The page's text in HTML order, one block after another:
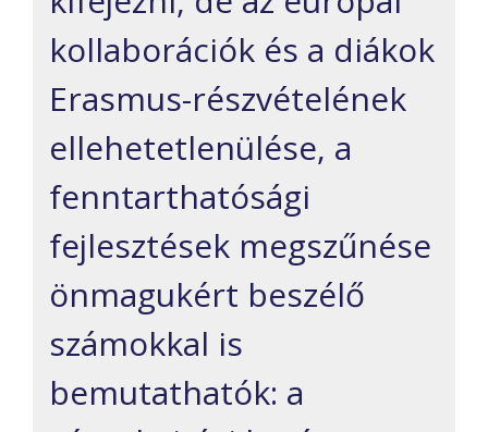
kollaborációk és a diákok
Erasmus-részvételének
ellehetetlenülése, a
fenntarthatósági
fejlesztések megszűnése
önmagukért beszélő
számokkal is
bemutathatók: a